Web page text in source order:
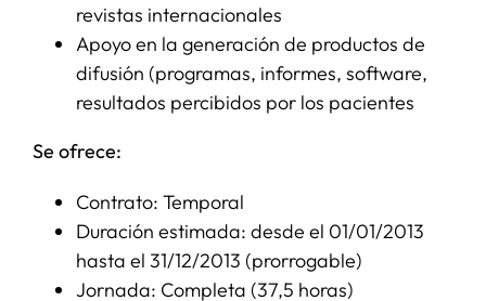
revistas internacionales
Apoyo en la generación de productos de
difusión (programas, informes, software,
resultados percibidos por los pacientes
Se ofrece:
Contrato: Temporal
Duración estimada: desde el 01/01/2013
hasta el 31/12/2013 (prorrogable)
Jornada: Completa (37,5 horas)